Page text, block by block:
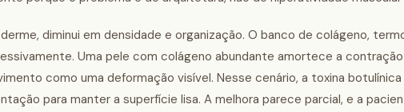
diminui em densidade e organização. O banco de colágeno,
Uma pele com colágeno abundante amortece a contração
como uma deformação visível. Nesse cenário, a toxina botulínica
para manter a superfície lisa. A melhora parece parcial, e a